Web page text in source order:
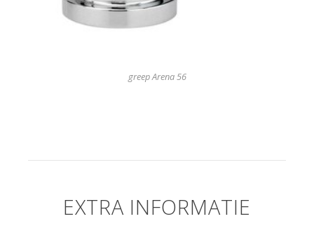
greep Arena 56
EXTRA INFORMATIE